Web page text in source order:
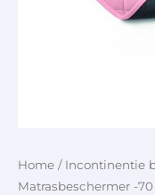
Home / Incontinentie
Matrasbeschermer -